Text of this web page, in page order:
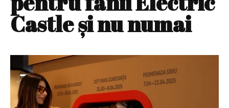
Castle și nu numai